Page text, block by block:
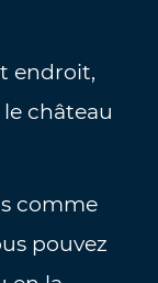
endroit,
château
comme
pouvez